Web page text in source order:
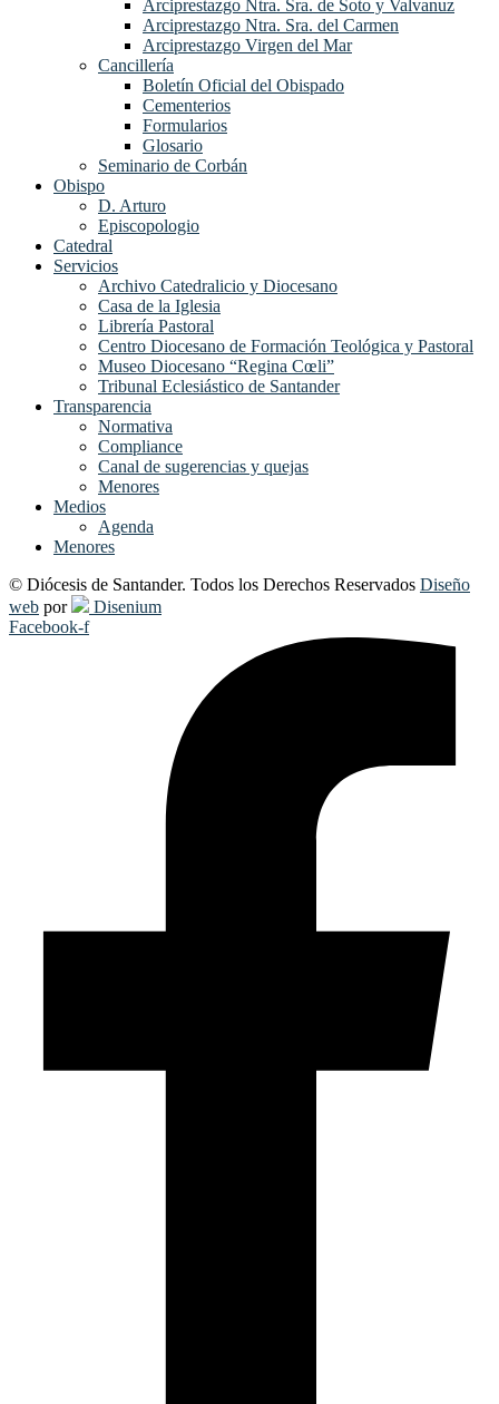
Arciprestazgo Ntra. Sra. de Soto y Valvanuz
Arciprestazgo Ntra. Sra. del Carmen
Arciprestazgo Virgen del Mar
Cancillería
Boletín Oficial del Obispado
Cementerios
Formularios
Glosario
Seminario de Corbán
Obispo
D. Arturo
Episcopologio
Catedral
Servicios
Archivo Catedralicio y Diocesano
Casa de la Iglesia
Librería Pastoral
Centro Diocesano de Formación Teológica y Pastoral
Museo Diocesano “Regina Cœli”
Tribunal Eclesiástico de Santander
Transparencia
Normativa
Compliance
Canal de sugerencias y quejas
Menores
Medios
Agenda
Menores
© Diócesis de Santander. Todos los Derechos Reservados Diseño
web por
Disenium
Facebook-f